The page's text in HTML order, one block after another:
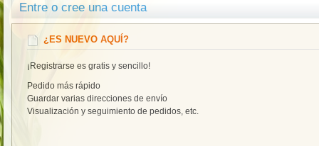
Entre o cree una cuenta
¿ES NUEVO AQUÍ?
¡Registrarse es gratis y sencillo!
Pedido más rápido
Guardar varias direcciones de envío
Visualización y seguimiento de pedidos, etc.